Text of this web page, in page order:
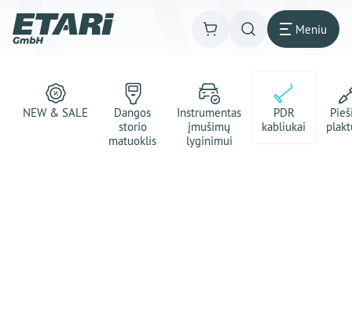
Meniu
NEW & SALE
Dangos
storio
matuoklis
Instrumentas
įmušimų
lyginimui
PDR
kabliukai